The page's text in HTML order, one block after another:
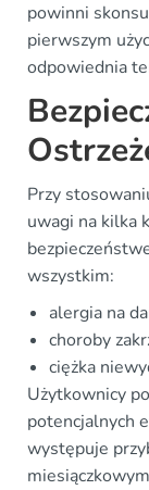
powinni
pierwszym
odpowiednia
Przy
uwagi na kilka
wszystkim:
alergia na
choroby
ciężka
Użytkownicy
potencjalnych
występuje